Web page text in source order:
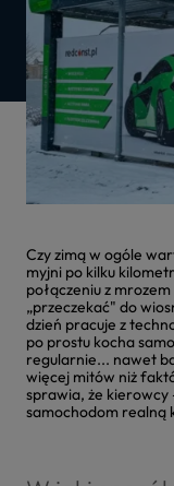
Czy zimą w ogóle
myjni po kilku
połączeniu z
„przeczekać" do
dzień pracuje z
po prostu kocha
regularnie... nawet
więcej mitów niż
sprawia, że kierowcy
samochodom realną